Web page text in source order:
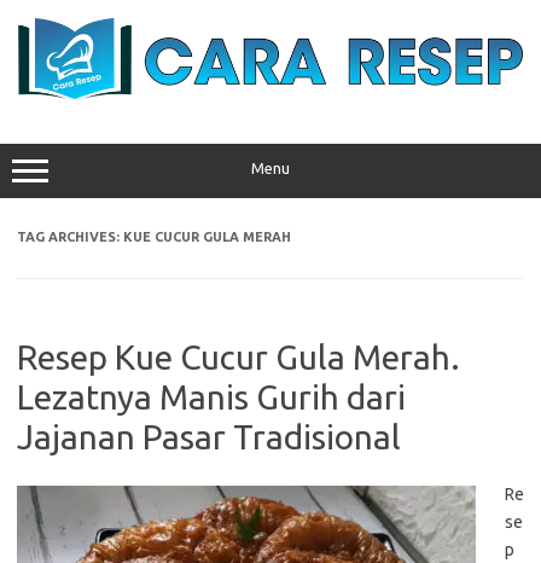
Menu
TAG ARCHIVES: KUE CUCUR GULA MERAH
Resep Kue Cucur Gula Merah.
Lezatnya Manis Gurih dari
Jajanan Pasar Tradisional
Re
se
p